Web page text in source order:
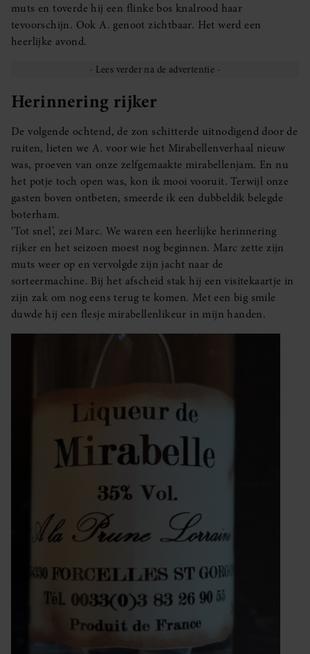
muts en toverde hij een flinke bos knalrood haar
tevoorschijn. Ook A. genoot zichtbaar. Het werd een
heerlijke avond.
Herinnering rijker
De volgende ochtend, de zon schitterde uitnodigend door de
ruiten, lieten we A. voor wie het Mirabellenverhaal nieuw
was, proeven van onze zelfgemaakte mirabellenjam. En nu
het potje toch open was, kon ik mooi vooruit. Terwijl onze
gasten boven ontbeten, smeerde ik een dubbeldik belegde
boterham.
‘Tot snel’, zei Marc. We waren een heerlijke herinnering
rijker en het seizoen moest nog beginnen. Marc zette zijn
muts weer op en vervolgde zijn jacht naar de
sorteermachine. Bij het afscheid stak hij een visitekaartje in
zijn zak om nog eens terug te komen. Met een big smile
duwde hij een flesje mirabellenlikeur in mijn handen.